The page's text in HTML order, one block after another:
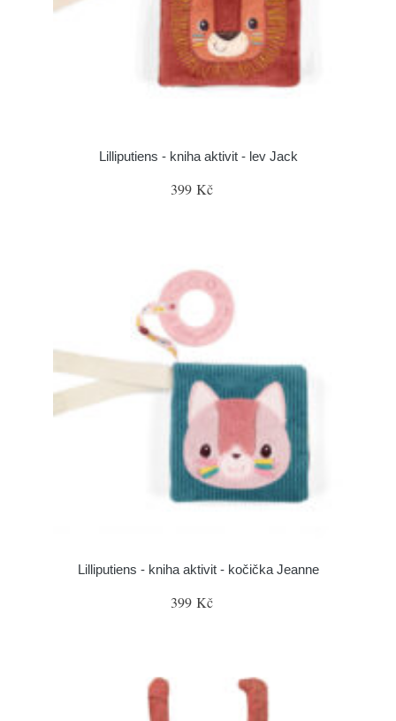
Lilliputiens - kniha aktivit - lev Jack
399 Kč
Lilliputiens - kniha aktivit - kočička Jeanne
399 Kč